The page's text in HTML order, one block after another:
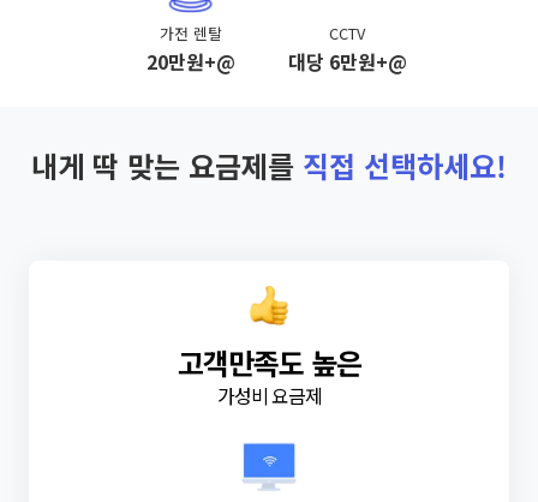
가전 렌탈
20만원+@
CCTV
대당 6만원+@
내게 딱 맞는 요금제를 직접 선택하세요!
고객만족도 높은
가성비 요금제